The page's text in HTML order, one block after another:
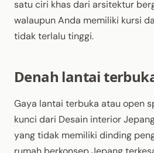
satu ciri khas dari arsitektur
walaupun Anda memiliki kursi
tidak terlalu tinggi.
Denah lantai
Gaya lantai terbuka atau open
kunci dari Desain interior
yang tidak memiliki dinding